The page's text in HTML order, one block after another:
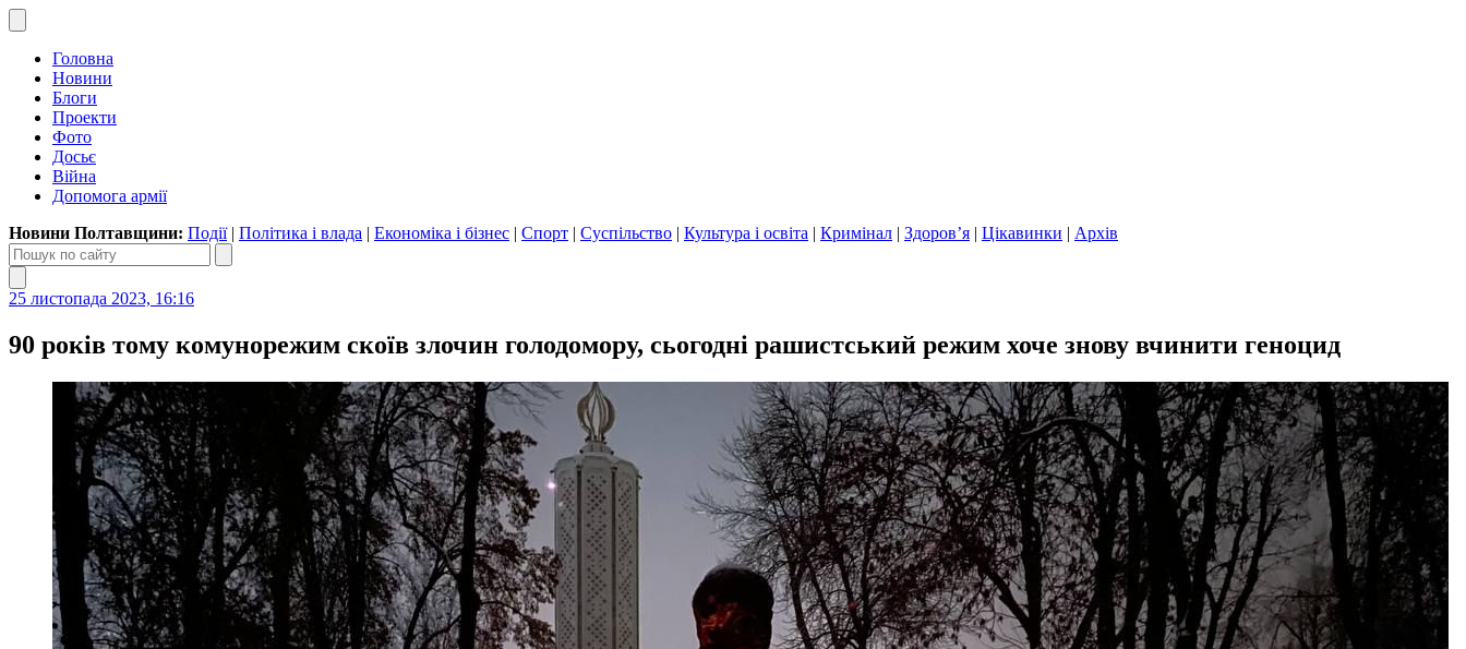
Головна
Новини
Блоги
Проекти
Фото
Досьє
Війна
Допомога армії
Новини Полтавщини: Події| Політика і влада | Економіка і бізнес | Спорт | Суспільство | Культура і освіта | Кримінал | Здоров’я | Цікавинки | Архів
25 листопада 2023, 16:16
90 років тому комунорежим скоїв злочин голодомору, сьогодні рашистський режим хоче знову вчинити геноцид